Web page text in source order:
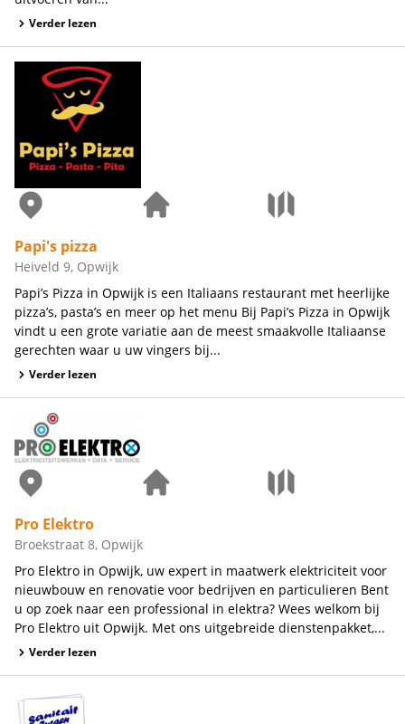
Verder lezen
Papi's pizza
Heiveld 9, Opwijk
Papi’s Pizza in Opwijk is een Italiaans restaurant met heerlijke
pizza’s, pasta’s en meer op het menu Bij Papi’s Pizza in Opwijk
vindt u een grote variatie aan de meest smaakvolle Italiaanse
gerechten waar u uw vingers bij...
Verder lezen
Pro Elektro
Broekstraat 8, Opwijk
Pro Elektro in Opwijk, uw expert in maatwerk elektriciteit voor
nieuwbouw en renovatie voor bedrijven en particulieren Bent
u op zoek naar een professional in elektra? Wees welkom bij
Pro Elektro uit Opwijk. Met ons uitgebreide dienstenpakket,...
Verder lezen